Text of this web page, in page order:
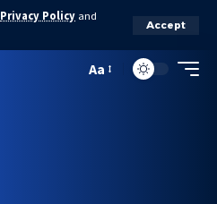
Privacy Policy and
Accept
Aa